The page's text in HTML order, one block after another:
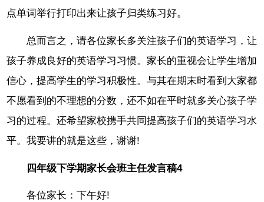
点单词举行打印出来让孩子归类练习好。
总而言之，请各位家长多关注孩子们的英语学习，让
孩子养成良好的英语学习习惯。家长的重视会让学生增加
信心，提高学生的学习积极性。与其在期末时看到大家都
不愿看到的不理想的分数，还不如在平时就多关心孩子学
习的过程。还希望家校携手共同提高孩子们的英语学习水
平。我要讲的就是这些，谢谢!
四年级下学期家长会班主任发言稿4
各位家长：下午好!